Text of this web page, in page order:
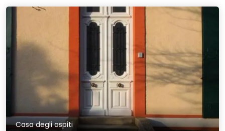
Casa degli ospiti